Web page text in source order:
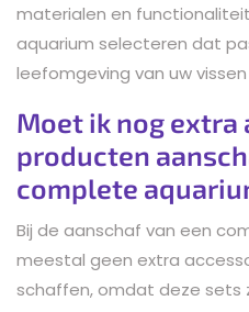
materialen en
aquarium selecteren dat
leefomgeving van uw
Moet ik nog extra
producten
complete
Bij de aanschaf van een
meestal geen extra
schaffen, omdat deze sets